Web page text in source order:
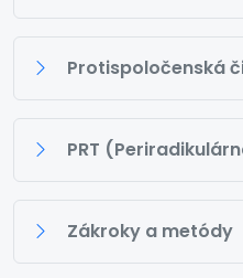
Protispoločenská
PRT
Zákroky a metódy